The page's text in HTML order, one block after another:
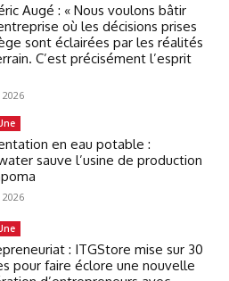
Augé : « Nous voulons bâtir
où les décisions prises
sont éclairées par les réalités
C’est précisément l’esprit
en eau potable :
sauve l’usine de production
: ITGStore mise sur 30
pour faire éclore une nouvelle